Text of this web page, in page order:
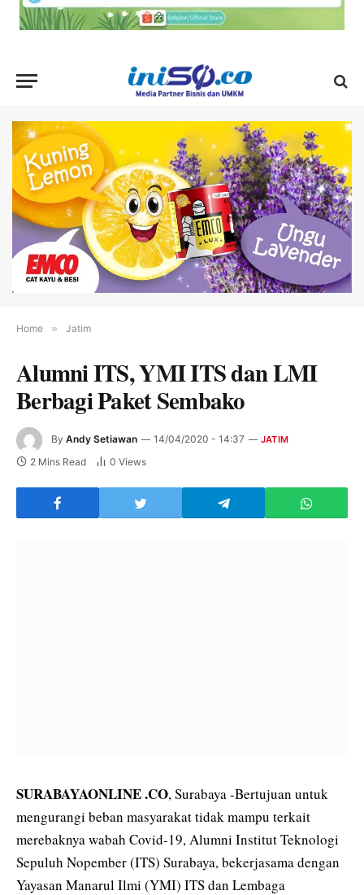
Home » Jatim
Alumni ITS, YMI ITS dan LMI
Berbagi Paket Sembako
By Andy Setiawan 14/04/2020 - 14:37 JATIM
2 Mins Read 0 Views
SURABAYAONLINE .CO, Surabaya -Bertujuan untuk
mengurangi beban masyarakat tidak mampu terkait
merebaknya wabah Covid-19, Alumni Institut Teknologi
Sepuluh Nopember (ITS) Surabaya, bekerjasama dengan
Yayasan Manarul Ilmi (YMI) ITS dan Lembaga